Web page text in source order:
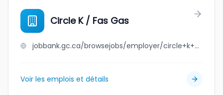
Circle K / Fas Gas
jobbank.gc.ca/browsejobs/employer/circle+k+%2F+fas+gas/ca
Voir les emplois et détails